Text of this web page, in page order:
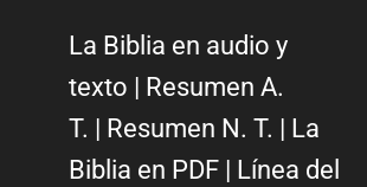
La Biblia en audio y
texto
Resumen A.
T.
Resumen N. T.
La
Biblia en PDF
Línea del